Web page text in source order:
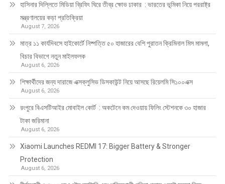
হাসিনার দিল্লিতে মিডিয়া ব্রিফিং ঘিরে তীব্র ক্ষোভ ঢাকার : ভারতের ভূমিকা নিয়ে পররাষ্ট্র
মন্ত্রণালয়ের কড়া প্রতিক্রিয়া
August 7, 2026
মাত্র ১১ কার্যদিবসে হাইকোর্টে নিষ্পত্তি ৫০ হাজারের বেশি পুরাতন ক্রিমিনাল মিস মামলা,
বিচার বিভাগে নতুন মাইলফলক
August 6, 2026
শিক্ষার্থীদের জন্য দারাজে এক্সক্লুসিভ ডিসকাউন্ট নিয়ে আসছে রিয়েলমি সি১০০এক্স
August 6, 2026
রংপুরে বিএসটিআইর মোবাইল কোর্ট : অকটেনে কম দেওয়ায় ফিলিং স্টেশনকে ৩০ হাজার
টাকা জরিমানা
August 6, 2026
Xiaomi Launches REDMI 17: Bigger Battery & Stronger
Protection
August 6, 2026